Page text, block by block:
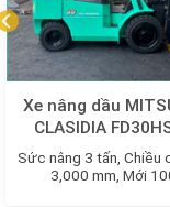
Xe nâng dầu
CLASIDIA
100%
Sức nâng 3 tấn, Chiều
3,000 mm, Mới